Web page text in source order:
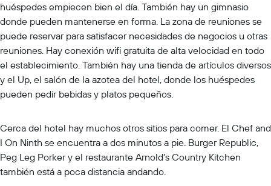
huéspedes empiecen bien el día. También hay un gimnasio
donde pueden mantenerse en forma. La zona de reuniones se
puede reservar para satisfacer necesidades de negocios u otras
reuniones. Hay conexión wifi gratuita de alta velocidad en todo
el establecimiento. También hay una tienda de artículos diversos
y el Up, el salón de la azotea del hotel, donde los huéspedes
pueden pedir bebidas y platos pequeños.
Cerca del hotel hay muchos otros sitios para comer. El Chef and
I On Ninth se encuentra a dos minutos a pie. Burger Republic,
Peg Leg Porker y el restaurante Arnold’s Country Kitchen
también está a poca distancia andando.